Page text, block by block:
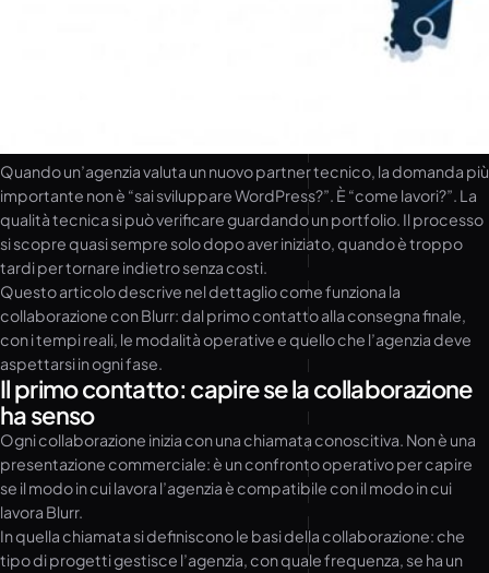
Quando un’agenzia valuta un nuovo partner tecnico, la domanda più
importante non è “sai sviluppare WordPress?”. È “come lavori?”. La
qualità tecnica si può verificare guardando un portfolio. Il processo
si scopre quasi sempre solo dopo aver iniziato, quando è troppo
tardi per tornare indietro senza costi.
Questo articolo descrive nel dettaglio come funziona la
collaborazione con Blurr: dal primo contatto alla consegna finale,
con i tempi reali, le modalità operative e quello che l’agenzia deve
aspettarsi in ogni fase.
Il primo contatto: capire se la collaborazione
ha senso
Ogni collaborazione inizia con una chiamata conoscitiva. Non è una
presentazione commerciale: è un confronto operativo per capire
se il modo in cui lavora l’agenzia è compatibile con il modo in cui
lavora Blurr.
In quella chiamata si definiscono le basi della collaborazione: che
tipo di progetti gestisce l’agenzia, con quale frequenza, se ha un